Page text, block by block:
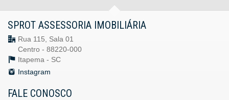
SPROT ASSESSORIA IMOBILIÁRIA
Rua 115, Sala 01
Centro - 88220-000
Itapema - SC
Instagram
FALE CONOSCO